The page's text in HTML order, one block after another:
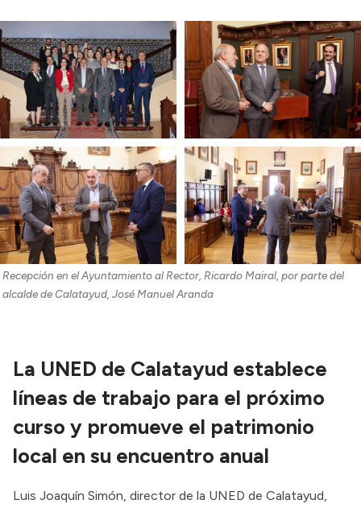
Recepción en el Ayuntamiento al Rector, Ricardo Mairal, por parte del
alcalde de Calatayud, José Manuel Aranda
La UNED de Calatayud establece
líneas de trabajo para el próximo
curso y promueve el patrimonio
local en su encuentro anual
Luis Joaquín Simón, director de la UNED de Calatayud,